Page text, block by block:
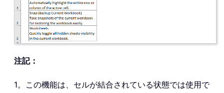
注記：
1。この機能は、セルが結合されている状態では使用で